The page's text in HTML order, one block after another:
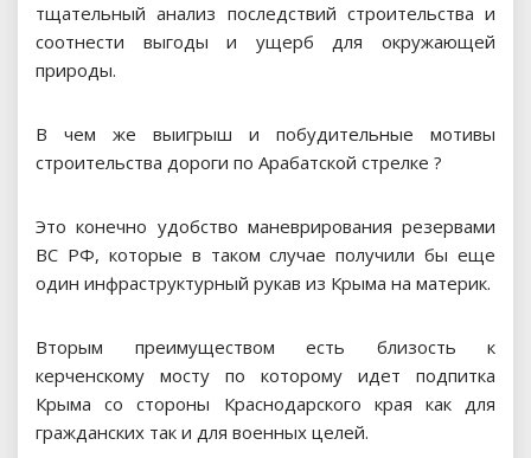
тщательный анализ последствий строительства и
соотнести выгоды и ущерб для окружающей
природы.
В чем же выигрыш и побудительные мотивы
строительства дороги по Арабатской стрелке ?
Это конечно удобство маневрирования резервами
ВС РФ, которые в таком случае получили бы еще
один инфраструктурный рукав из Крыма на материк.
Вторым преимуществом есть близость к
керченскому мосту по которому идет подпитка
Крыма со стороны Краснодарского края как для
гражданских так и для военных целей.